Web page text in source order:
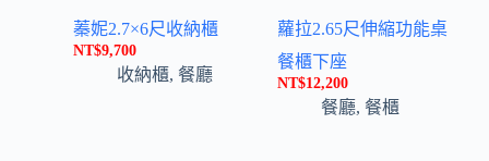
蓁妮2.7×6尺收納櫃
NT$9,700
收納櫃, 餐廳
蘿拉2.65尺伸縮功能桌
餐櫃下座
NT$12,200
餐廳, 餐櫃